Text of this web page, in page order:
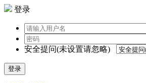
登录
安全提问(未设置请忽略)
登录